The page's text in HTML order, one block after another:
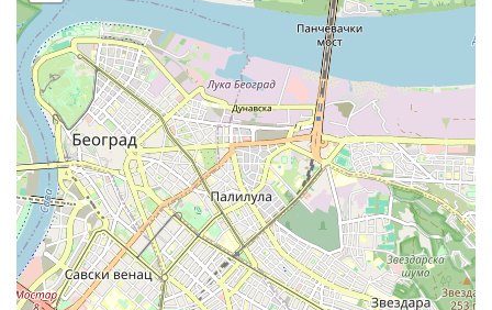
BIJELJINA
Stefana Dečanskog 250 - Bijeljina
BRATISLAVA
Rožňavská 1, 831 04 Bratislava, - Bratislava